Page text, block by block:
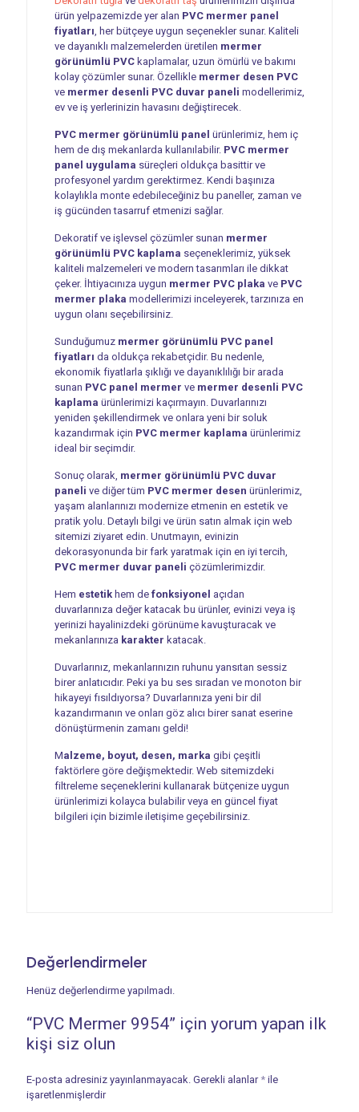
ürün yelpazemizde yer alan PVC mermer panel
fiyatları , her bütçeye uygun seçenekler sunar. Kaliteli
ve dayanıklı malzemelerden üretilen mermer
görünümlü PVCkaplamalar, uzun ömürlü ve bakımı
kolay çözümler sunar. Özellikle mermer desen PVC
ve mermer desenli PVC duvar paneli modellerimiz,
ev ve iş yerlerinizin havasını değiştirecek.
PVC mermer görünümlü panel ürünlerimiz, hem iç
hem de dış mekanlarda kullanılabilir. PVC mermer
panel uygulama süreçleri oldukça basittir ve
profesyonel yardım gerektirmez. Kendi başınıza
kolaylıkla monte edebileceğiniz bu paneller, zaman ve
iş gücünden tasarruf etmenizi sağlar.
Dekoratif ve işlevsel çözümler sunan mermer
görünümlü PVC kaplama seçeneklerimiz, yüksek
kaliteli malzemeleri ve modern tasarımları ile dikkat
çeker. İhtiyacınıza uygun mermer PVC plaka ve PVC
mermer plaka modellerimizi inceleyerek, tarzınıza en
uygun olanı seçebilirsiniz.
Sunduğumuz mermer görünümlü PVC panel
fiyatları da oldukça rekabetçidir. Bu nedenle,
ekonomik fiyatlarla şıklığı ve dayanıklılığı bir arada
sunan PVC panel mermer ve mermer desenli PVC
kaplama ürünlerimizi kaçırmayın. Duvarlarınızı
yeniden şekillendirmek ve onlara yeni bir soluk
kazandırmak için PVC mermer kaplama ürünlerimiz
ideal bir seçimdir.
Sonuç olarak, mermer görünümlü PVC duvar
paneli ve diğer tüm PVC mermer desen ürünlerimiz,
yaşam alanlarınızı modernize etmenin en estetik ve
pratik yolu. Detaylı bilgi ve ürün satın almak için web
sitemizi ziyaret edin. Unutmayın, evinizin
dekorasyonunda bir fark yaratmak için en iyi tercih,
PVC mermer duvar paneli çözümlerimizdir.
Hem estetikhem de fonksiyonel açıdan
duvarlarınıza değer katacak bu ürünler, evinizi veya iş
yerinizi hayalinizdeki görünüme kavuşturacak ve
mekanlarınıza karakter katacak.
Duvarlarınız, mekanlarınızın ruhunu yansıtan sessiz
birer anlatıcıdır. Peki ya bu ses sıradan ve monoton bir
hikayeyi fısıldıyorsa? Duvarlarınıza yeni bir dil
kazandırmanın ve onları göz alıcı birer sanat eserine
dönüştürmenin zamanı geldi!
Malzeme, boyut, desen, marka gibi çeşitli
faktörlere göre değişmektedir. Web sitemizdeki
filtreleme seçeneklerini kullanarak bütçenize uygun
ürünlerimizi kolayca bulabilir veya en güncel fiyat
bilgileri için bizimle iletişime geçebilirsiniz.
Değerlendirmeler
Henüz değerlendirme yapılmadı.
“PVC Mermer 9954” için yorum yapan ilk
kişi siz olun
E-posta adresiniz yayınlanmayacak. Gerekli alanlar * ile
işaretlenmişlerdir